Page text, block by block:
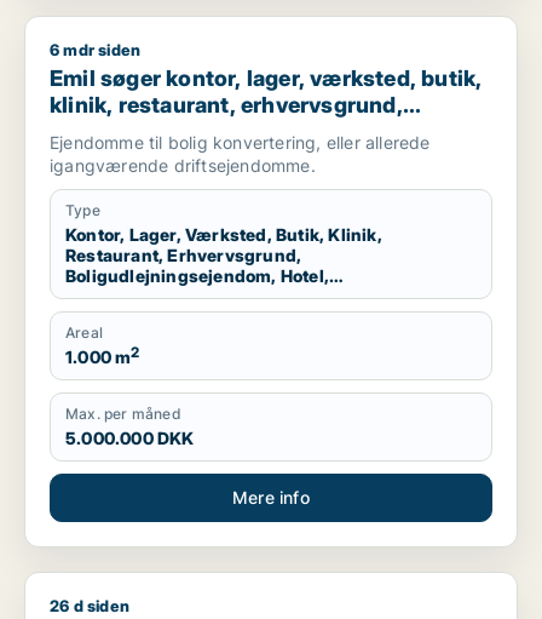
Emil søger kontor, lager, værksted, butik, klinik,
6 mdr siden
Emil søger kontor, lager, værksted, butik,
klinik, restaurant, erhvervsgrund,
boligudlejningsejendom, hotel,
produktionslokaler eller garage til salg i
Nordsjælland
Ejendomme til bolig konvertering, eller allerede
igangværende driftsejendomme.
Type
Kontor, Lager, Værksted, Butik, Klinik,
Restaurant, Erhvervsgrund,
Boligudlejningsejendom, Hotel,
Produktionslokaler, Garage
Areal
1.000 m2
Max. per måned
5.000.000 DKK
Mere info
Camilla søger lager, værksted, butik, showroom,
26 d siden